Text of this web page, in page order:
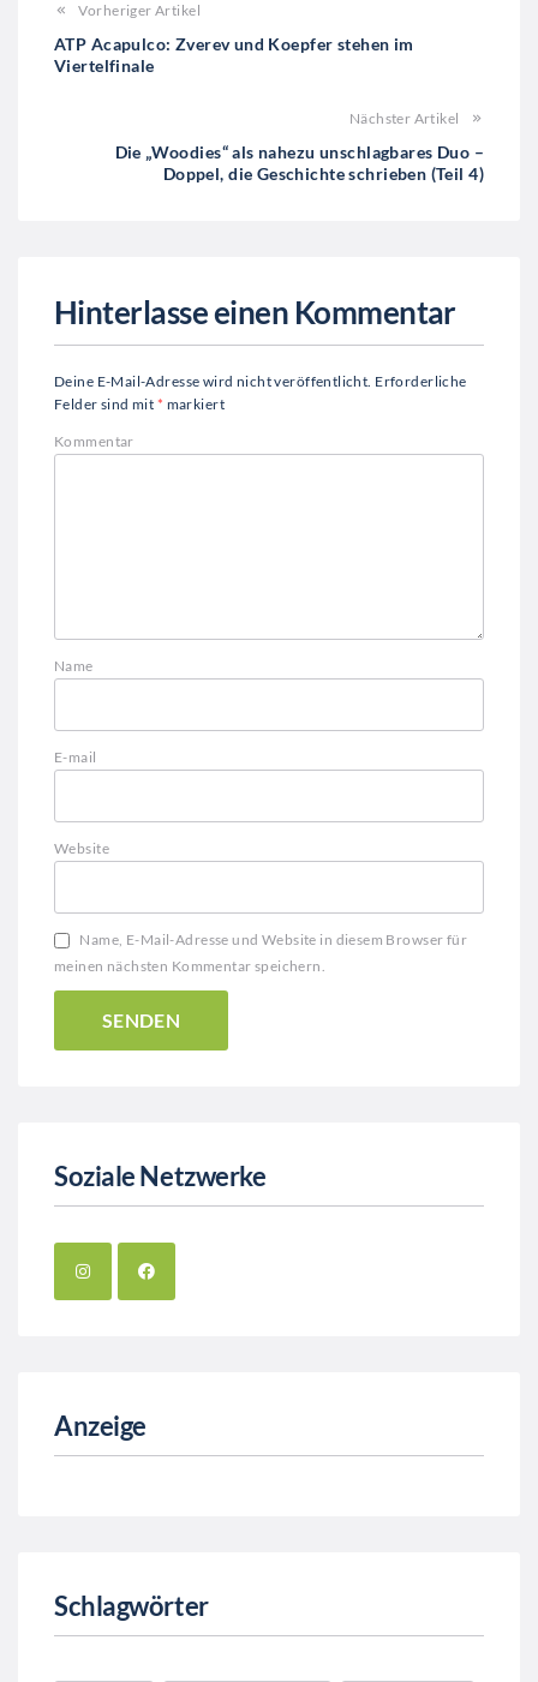
Vorheriger Artikel
ATP Acapulco: Zverev und Koepfer stehen im
Viertelfinale
Nächster Artikel
Die „Woodies“ als nahezu unschlagbares Duo –
Doppel, die Geschichte schrieben (Teil 4)
Hinterlasse einen Kommentar
Deine E-Mail-Adresse wird nicht veröffentlicht. Erforderliche
Felder sind mit * markiert
Kommentar
Name
E-mail
Website
Name, E-Mail-Adresse und Website in diesem Browser für
meinen nächsten Kommentar speichern.
Soziale Netzwerke
Anzeige
Schlagwörter